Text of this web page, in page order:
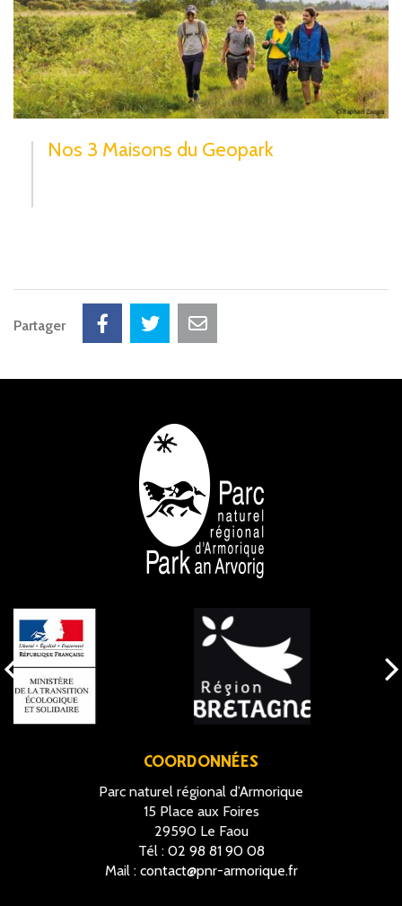
Nos 3 Maisons du Geopark
Partager
NOS PARTENAIRES
COORDONNÉES
Parc naturel régional d’Armorique
15 Place aux Foires
29590 Le Faou
Tél : 02 98 81 90 08
Mail : contact@pnr-armorique.fr